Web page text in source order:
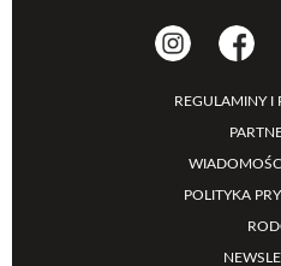
REGULAMINY I
POLITYKA